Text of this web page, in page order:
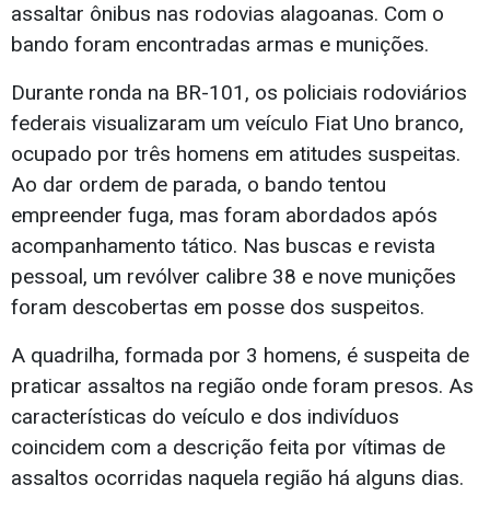
assaltar ônibus nas rodovias alagoanas. Com o
bando foram encontradas armas e munições.
Durante ronda na BR-101, os policiais rodoviários
federais visualizaram um veículo Fiat Uno branco,
ocupado por três homens em atitudes suspeitas.
Ao dar ordem de parada, o bando tentou
empreender fuga, mas foram abordados após
acompanhamento tático. Nas buscas e revista
pessoal, um revólver calibre 38 e nove munições
foram descobertas em posse dos suspeitos.
A quadrilha, formada por 3 homens, é suspeita de
praticar assaltos na região onde foram presos. As
características do veículo e dos indivíduos
coincidem com a descrição feita por vítimas de
assaltos ocorridas naquela região há alguns dias.